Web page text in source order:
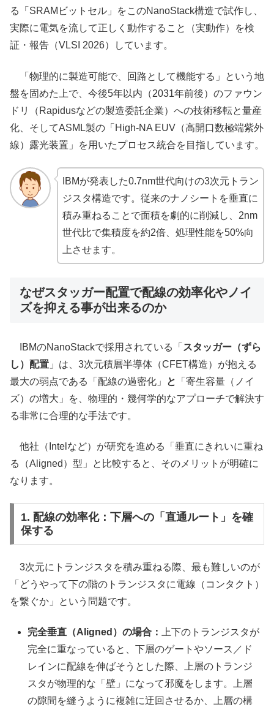
る「SRAMビットセル」をこのNanoStack構造で試作し、
実際に電気を流して正しく動作すること（実動作）を検
証・報告（VLSI 2026）しています。
「物理的に製造可能で、回路として機能する」という地
盤を固めた上で、今後5年以内（2031年前後）のファウン
ドリ（Rapidusなどの製造委託企業）への技術移転と量産
化、そしてASML製の「High-NA EUV（高開口数極端紫外
線）露光装置」を用いたプロセス統合を目指しています。
IBMが発表した0.7nm世代向けの3次元トラン
ジスタ構造です。従来のナノシートを垂直に
積み重ねることで面積を劇的に削減し、2nm
世代比で集積度を約2倍、処理性能を50%向
上させます。
なぜスタッガー配置で配線の効率化やノイ
ズを抑える事が出来るのか
IBMのNanoStackで採用されている「 スタッガー（ずら
し）配置 」は、3次元積層半導体（CFET構造）が抱える
最大の弱点である「配線の過密化」
と
「寄生容量（ノイ
ズ）の増大」を、物理的・幾何学的なアプローチで解決す
る非常に合理的な手法です。
他社（Intelなど）が研究を進める「垂直にきれいに重ね
る（Aligned）型」と比較すると、そのメリットが明確に
なります。
1. 配線の効率化：下層への「直通ルート」を確
保する
3次元にトランジスタを積み重ねる際、最も難しいのが
「どうやって下の階のトランジスタに電線（コンタクト）
を繋ぐか」という問題です。
完全垂直（Aligned）の場合：
上下のトランジスタが
完全に重なっていると、下層のゲートやソース／ド
レインに配線を伸ばそうとした際、上層のトランジ
スタが物理的な「壁」になって邪魔をします。上層
の隙間を縫うように複雑に迂回させるか、上層の構